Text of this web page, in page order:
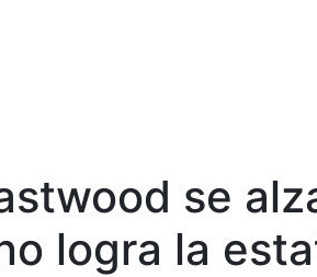
se
logra la